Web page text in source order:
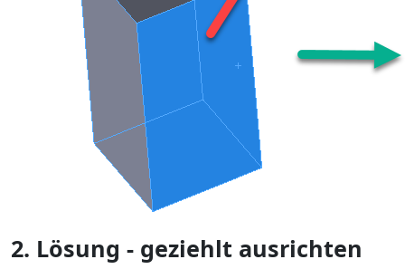
2. Lösung - geziehlt ausrichten